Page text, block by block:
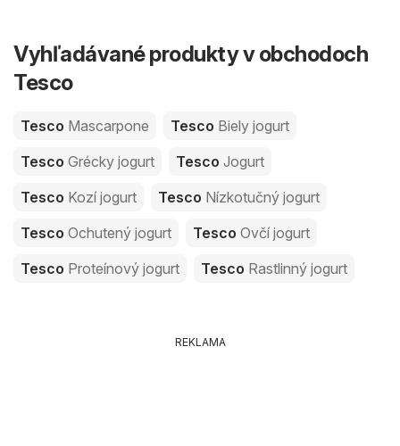
Vyhľadávané produkty v obchodoch
Tesco
Tesco Mascarpone Tesco Biely jogurt
Tesco Grécky jogurt Tesco Jogurt
Tesco Kozí jogurt Tesco Nízkotučný jogurt
Tesco Ochutený jogurt Tesco Ovčí jogurt
Tesco Proteínový jogurt Tesco Rastlinný jogurt
REKLAMA